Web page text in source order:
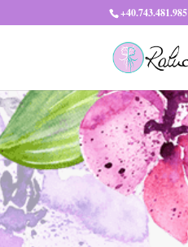
+40.743.481.985